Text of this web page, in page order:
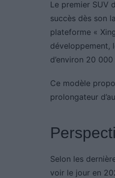
Le premier SUV
succès dès son
plateforme «
développement,
d’environ 20
Ce modèle
prolongateur
Selon les
voir le jour en